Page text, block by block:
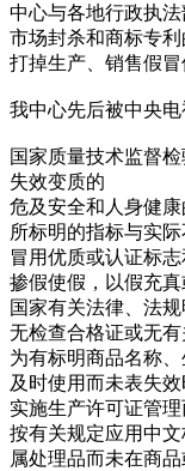
中心与各地行政执
市场封杀和商标专
打掉生产、销售假
我中心先后被中央
国家质量技术监督
失效变质的
危及安全和人身健康
所标明的指标与实
冒用优质或认证标
掺假使假，以假充
国家有关法律、法
无检查合格证或无
为有标明商品名称
及时使用而未表失
实施生产许可证管
按有关规定应用中
属处理品而未在商